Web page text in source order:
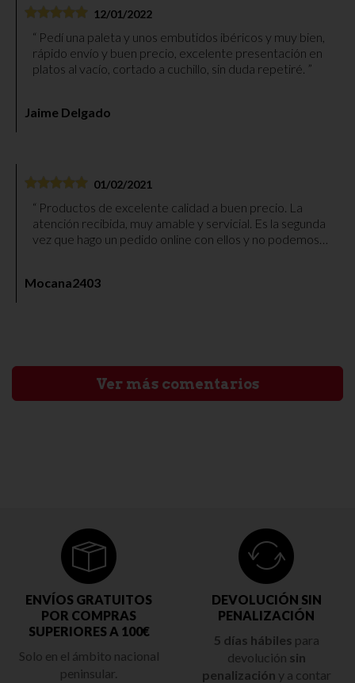
12/01/2022
rápido envío y buen precio, excelente presentación en
platos al vacío, cortado a cuchillo, sin duda repetiré.
Jaime Delgado
01/02/2021
atención recibida, muy amable y servicial. Es la segunda
vez que hago un pedido online con ellos y no podemos
Mocana2403
Ver más comentarios
ENVÍOS GRATUITOS
POR COMPRAS
SUPERIORES A 100€
Solo en el ámbito nacional
peninsular.
DEVOLUCIÓN SIN
PENALIZACIÓN
5 días hábiles para
devolución sin
penalización y a contar